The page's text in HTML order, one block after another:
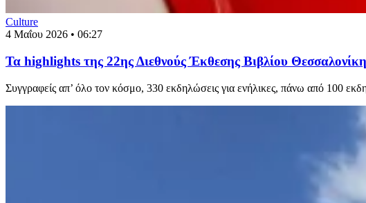
Culture
4 Μαΐου 2026 • 06:27
Τα highlights της 22ης Διεθνούς Έκθεσης Βιβλίου
Συγγραφείς απ’ όλο τον κόσμο, 330 εκδηλώσεις για ενήλικες, πάνω από 100